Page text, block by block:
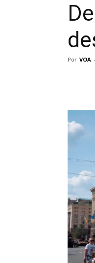
Por VOA -